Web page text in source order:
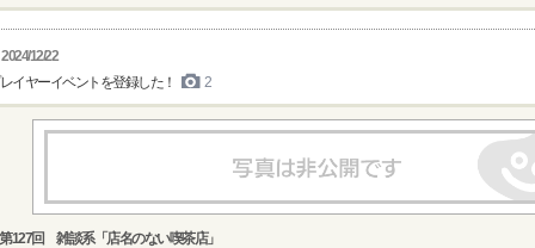
2024/12/22
イヤーイベントを登録した！
2
第127回 雑談系「店名のない喫茶店」